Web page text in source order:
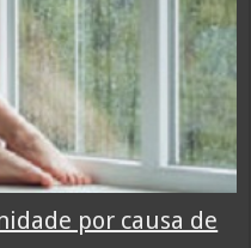
por causa de